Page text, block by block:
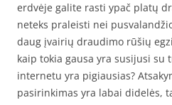
erdvėje galite rasti ypač platų
neteks praleisti nei
daug įvairių draudimo rūšių
kaip tokia gausa yra susijusi su
internetu yra pigiausias?
pasirinkimas yra labai didelės,